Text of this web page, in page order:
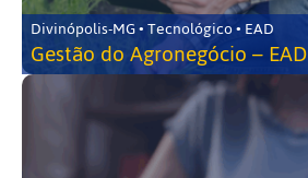
Divinópolis-MG • Tecnológico • EAD
Gestão do Agronegócio – EAD